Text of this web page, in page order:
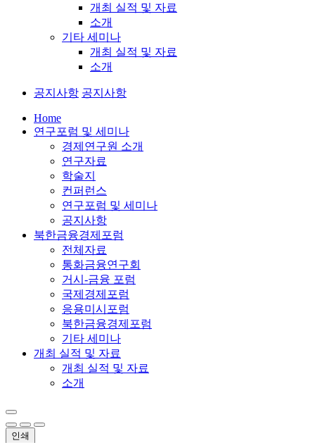
개최 실적 및 자료
소개
기타 세미나
개최 실적 및 자료
소개
공지사항 공지사항
Home
연구포럼 및 세미나
경제연구원 소개
연구자료
학술지
컨퍼런스
연구포럼 및 세미나
공지사항
북한금융경제포럼
전체자료
통화금융연구회
거시-금융 포럼
국제경제포럼
응용미시포럼
북한금융경제포럼
기타 세미나
개최 실적 및 자료
개최 실적 및 자료
소개
인쇄